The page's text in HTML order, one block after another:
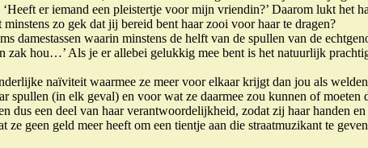
er iemand een pleistertje voor mijn vriendin?’ Daarom lukt het
zo gek dat jij bereid bent haar zooi voor haar te dragen?
waarin minstens de helft van de spullen van de
zak hou…’ Als je er allebei gelukkig mee bent is het natuurlijk
naïviteit waarmee ze meer voor elkaar krijgt dan jou als
(in elk geval) en voor wat ze daarmee zou kunnen of moeten
een deel van haar verantwoordelijkheid, zodat zij haar handen
geen geld meer heeft om een tientje aan die straatmuzikant te